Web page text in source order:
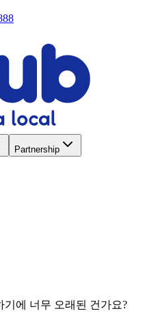
Partnership
기에 너무 오래된 건가요?